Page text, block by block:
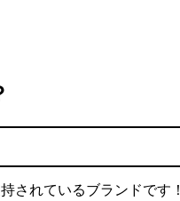
されているブランドです！